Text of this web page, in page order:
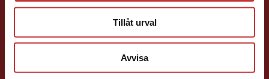
Tillåt urval
Avvisa
Fritjof Janson
Förlagskoordinator Kurslitteratur och